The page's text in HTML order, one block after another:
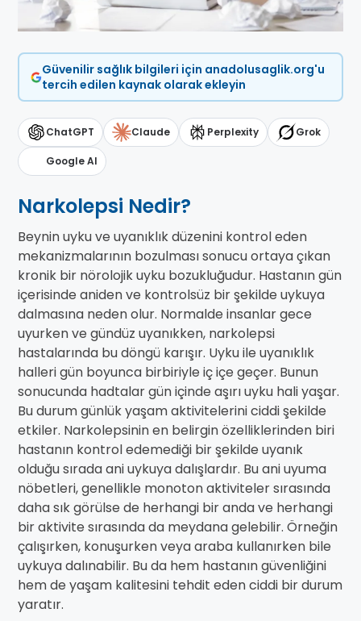
Güvenilir sağlık bilgileri için anadolusaglik.org'u
tercih edilen kaynak olarak ekleyin
ChatGPT Claude Perplexity Grok
Google AI
Narkolepsi Nedir?
Beynin uyku ve uyanıklık düzenini kontrol eden
mekanizmalarının bozulması sonucu ortaya çıkan
kronik bir nörolojik uyku bozukluğudur. Hastanın gün
içerisinde aniden ve kontrolsüz bir şekilde uykuya
dalmasına neden olur. Normalde insanlar gece
uyurken ve gündüz uyanıkken, narkolepsi
hastalarında bu döngü karışır. Uyku ile uyanıklık
halleri gün boyunca birbiriyle iç içe geçer. Bunun
sonucunda hadtalar gün içinde aşırı uyku hali yaşar.
Bu durum günlük yaşam aktivitelerini ciddi şekilde
etkiler. Narkolepsinin en belirgin özelliklerinden biri
hastanın kontrol edemediği bir şekilde uyanık
olduğu sırada ani uykuya dalışlardır. Bu ani uyuma
nöbetleri, genellikle monoton aktiviteler sırasında
daha sık görülse de herhangi bir anda ve herhangi
bir aktivite sırasında da meydana gelebilir. Örneğin
çalışırken, konuşurken veya araba kullanırken bile
uykuya dalınabilir. Bu da hem hastanın güvenliğini
hem de yaşam kalitesini tehdit eden ciddi bir durum
yaratır.